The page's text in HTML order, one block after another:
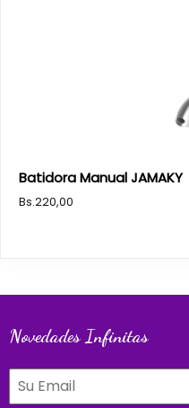
Batidora Manual JAMAKY
Bs.220,00
Novedades Infinitas